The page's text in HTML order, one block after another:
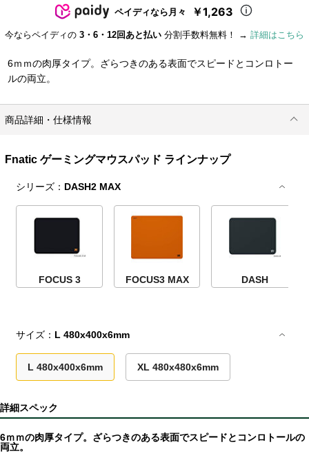
ペイディなら月々 ￥1,263
今ならペイディの 3・6・12回あと払い 分割手数料無料！ → 詳細はこちら
6ｍｍの肉厚タイプ。ざらつきのある表面でスピードとコンロトー
ルの両立。
商品詳細・仕様情報
Fnatic ゲーミングマウスパッド ラインナップ
シリーズ： DASH2 MAX
FOCUS 3 FOCUS3 MAX DASH
サイズ： L 480x400x6mm
L 480x400x6mm XL 480x480x6mm
詳細スペック
6ｍｍの肉厚タイプ。ざらつきのある表面でスピードとコンロトールの
両立。